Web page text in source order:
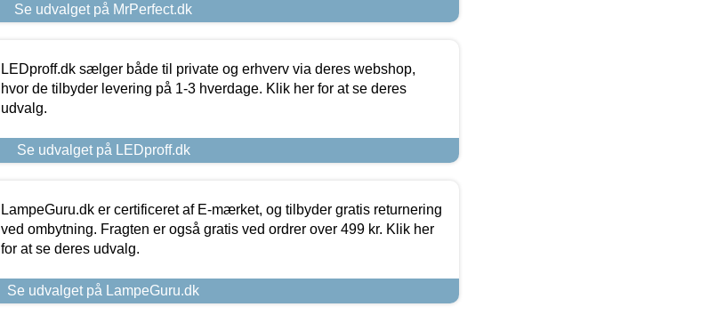
Se udvalget på MrPerfect.dk
LEDproff.dk sælger både til private og erhverv via deres webshop,
hvor de tilbyder levering på 1-3 hverdage. Klik her for at se deres
udvalg.
Se udvalget på LEDproff.dk
LampeGuru.dk er certificeret af E-mærket, og tilbyder gratis returnering
ved ombytning. Fragten er også gratis ved ordrer over 499 kr. Klik her
for at se deres udvalg.
Se udvalget på LampeGuru.dk